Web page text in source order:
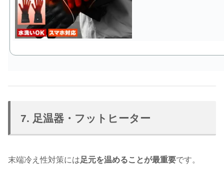
7. 足温器・フットヒーター
末端冷え性対策には足元を温めることが最重要です。